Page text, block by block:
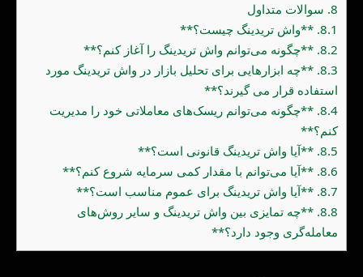
8. سوالات متداول
8.1. **واش تریدینگ چیست؟**
8.2. **چگونه می‌توانم واش تریدینگ را آغاز کنم؟**
8.3. **چه ابزارهایی برای تحلیل بازار در واش تریدینگ مورد
استفاده قرار می گیرند؟**
8.4. **چگونه می‌توانم ریسک‌های معاملاتی خود را مدیریت
کنم؟**
8.5. **آیا واش تریدینگ قانونی است؟**
8.6. **آیا می‌توانم با مقدار کمی سرمایه شروع کنم؟**
8.7. **آیا واش تریدینگ برای عموم مناسب است؟**
8.8. **چه تمایزی بین واش تریدینگ و سایر روش‌های
معامله‌گری وجود دارد؟**